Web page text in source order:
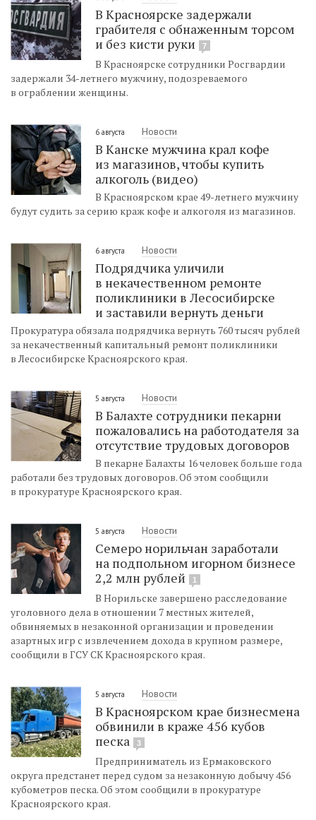
В Красноярске задержали
грабителя с обнаженным торсом
и без кисти руки
7
В Красноярске сотрудники Росгвардии
задержали 34-летнего мужчину, подозреваемого
в ограблении женщины.
6 августа Новости
В Канске мужчина крал кофе
из магазинов, чтобы купить
алкоголь (видео)
В Красноярском крае 49-летнего мужчину
будут судить за серию краж кофе и алкоголя из магазинов.
6 августа Новости
Подрядчика уличили
в некачественном ремонте
поликлиники в Лесосибирске
и заставили вернуть деньги
Прокуратура обязала подрядчика вернуть 760 тысяч рублей
за некачественный капитальный ремонт поликлиники
в Лесосибирске Красноярского края.
5 августа Новости
В Балахте сотрудники пекарни
пожаловались на работодателя за
отсутствие трудовых договоров
В пекарне Балахты 16 человек больше года
работали без трудовых договоров. Об этом сообщили
в прокуратуре Красноярского края.
5 августа Новости
Семеро норильчан заработали
на подпольном игорном бизнесе
2,2 млн рублей
1
В Норильске завершено расследование
уголовного дела в отношении 7 местных жителей,
обвиняемых в незаконной организации и проведении
азартных игр с извлечением дохода в крупном размере,
сообщили в ГСУ СК Красноярского края.
5 августа Новости
В Красноярском крае бизнесмена
обвинили в краже 456 кубов
песка
3
Предприниматель из Ермаковского
округа предстанет перед судом за незаконную добычу 456
кубометров песка. Об этом сообщили в прокуратуре
Красноярского края.